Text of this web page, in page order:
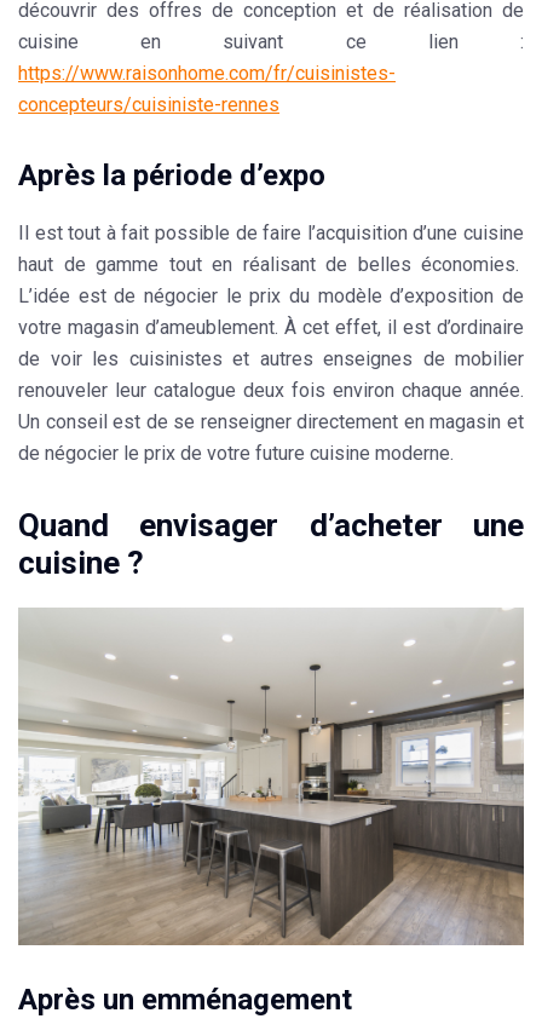
découvrir des offres de conception et de réalisation de
cuisine en suivant ce lien :
https://www.raisonhome.com/fr/cuisinistes-
concepteurs/cuisiniste-rennes
Après la période d’expo
Il est tout à fait possible de faire l’acquisition d’une cuisine
haut de gamme tout en réalisant de belles économies.
L’idée est de négocier le prix du modèle d’exposition de
votre magasin d’ameublement. À cet effet, il est d’ordinaire
de voir les cuisinistes et autres enseignes de mobilier
renouveler leur catalogue deux fois environ chaque année.
Un conseil est de se renseigner directement enmagasin et
de négocier le prix de votre future cuisine moderne.
Quand envisager d’acheter une
cuisine ?
Après un emménagement